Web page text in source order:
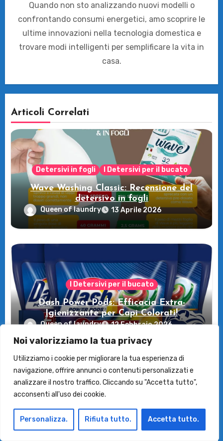
Noi valorizziamo la tua privacy
Utilizziamo i cookie per migliorare la tua esperienza di
navigazione, offrire annunci o contenuti personalizzati e
analizzare il nostro traffico. Cliccando su "Accetta tutto",
acconsenti all'uso dei cookie.
Personalizza. Rifiuta tutto. Accetta tutto.
Quando non sto analizzando nuovi modelli o
confrontando consumi energetici, amo scoprire le
ultime innovazioni nella tecnologia domestica e
trovare modi intelligenti per semplificare la vita in
casa.
Articoli Correlati
Detersivi in fogli I Detersivi per il bucato
Wave Washing Classic: Recensione del
detersivo in fogli
Queen of laundry 13 Aprile 2026
I Detersivi per il bucato
Dash Power Pods: Efficacia Extra-
Igienizzante per Capi Colorati!
Queen of laundry 12 Febbraio 2026
I Detersivi per il bucato
Dash Detersivo Liquido: Efficacia e
Freschezza per 105 Lavaggi!